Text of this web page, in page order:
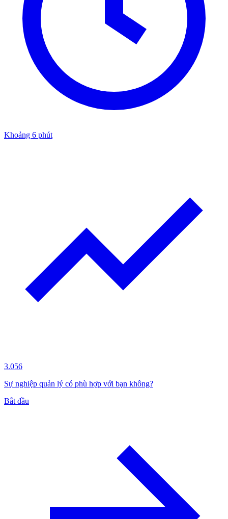
Khoảng 6 phút
3.056
Sự nghiệp quản lý có phù hợp với bạn không?
Bắt đầu